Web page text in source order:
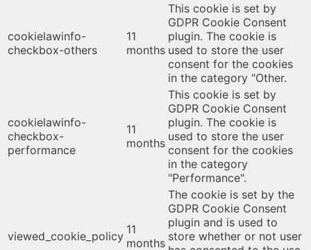
cookielawinfo-
checkbox-others
11
months
This cookie is set by
GDPR Cookie Consent
plugin. The cookie is
used to store the user
consent for the cookies
in the category "Other.
cookielawinfo-
checkbox-
performance
11
months
This cookie is set by
GDPR Cookie Consent
plugin. The cookie is
used to store the user
consent for the cookies
in the category
"Performance".
viewed_cookie_policy 11
months
The cookie is set by the
GDPR Cookie Consent
plugin and is used to
store whether or not user